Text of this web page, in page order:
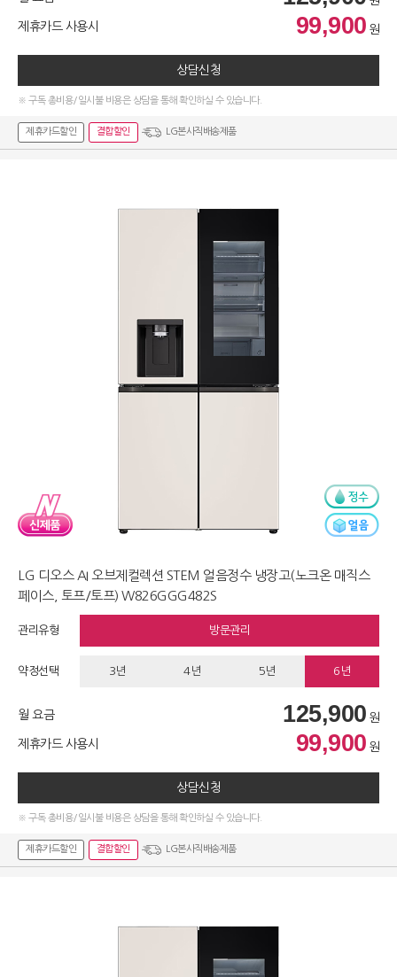
제휴카드 사용시 99,900 원
상담신청
※ 구독 총비용/일시불 비용은 상담을 통해 확인하실 수 있습니다.
제휴카드할인 결합할인 LG본사직배송제품
LG 디오스 AI 오브제컬렉션 STEM 얼음정수 냉장고(노크온 매직스
페이스, 토프/토프) W826GGG482S
관리유형 방문관리
약정선택 3년 4년 5년 6년
월 요금 125,900 원
제휴카드 사용시 99,900 원
상담신청
※ 구독 총비용/일시불 비용은 상담을 통해 확인하실 수 있습니다.
제휴카드할인 결합할인 LG본사직배송제품